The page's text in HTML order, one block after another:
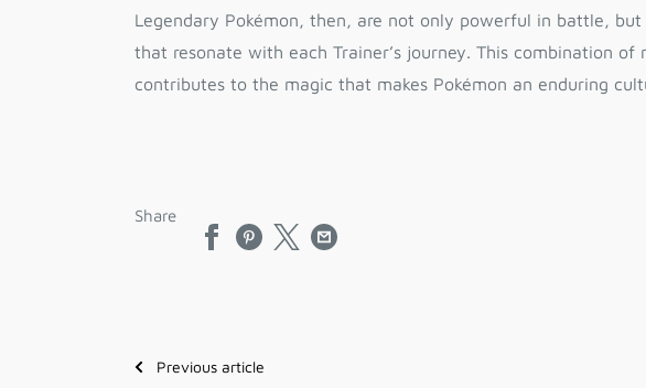
Legendary Pokémon, then, are not only powerful in battle,
that resonate with each Trainer’s journey. This combination of
contributes to the magic that makes Pokémon an enduring
Share
Previous article